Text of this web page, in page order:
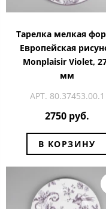
Тарелка мелкая
Европейская
Monplaisir Violet,
мм
АРТ. 80.37453.00.1
2750 руб.
В КОРЗИНУ